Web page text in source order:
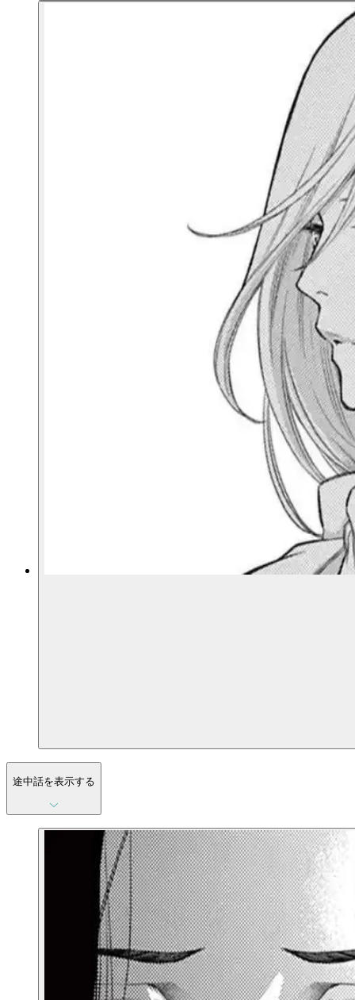
途中話を表示する